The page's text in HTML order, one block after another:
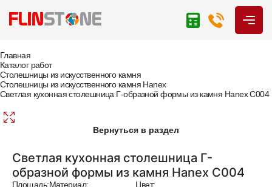
Главная
Каталог работ
Столешницы из искусственного камня
Столешницы из искусственного камня Hanex
Светлая кухонная столешница Г-образной формы из камня Hanex C004
Вернуться в раздел
Светлая кухонная столешница Г-
образной формы из камня Hanex C004
Площадь:Материал:
Цвет: